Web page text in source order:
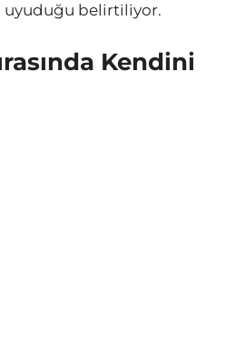
uyuduğu belirtiliyor.
Kendini